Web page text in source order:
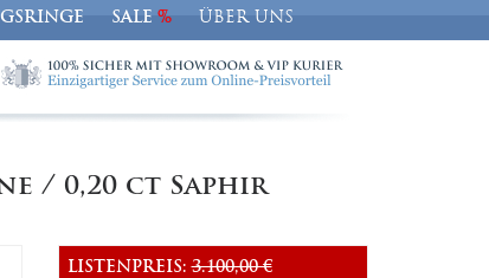
SALE ÜBER UNS
/ 0,20 ct Saphir
LISTENPREIS:3.100,00 €